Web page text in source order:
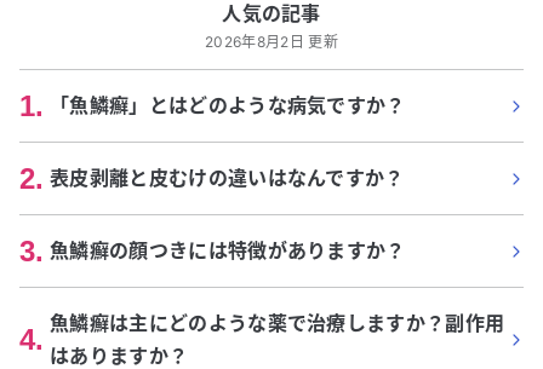
人気の記事
2026年8月2日 更新
1. 「魚鱗癬」とはどのような病気ですか？
2. 表皮剥離と皮むけの違いはなんですか？
3. 魚鱗癬の顔つきには特徴がありますか？
4. 魚鱗癬は主にどのような薬で治療しますか？副作用
はありますか？